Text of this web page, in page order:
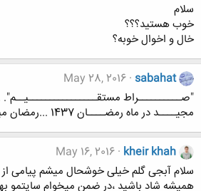
سلام
خوب هستید؟؟؟
خال و اخوال خوبه؟
sabahat
May 28, 2016
"صــــــــــراط
مجیــــد در ماه رمضــــان 1437 ...رمضان مبارک
kheir khah
May 16, 2016
سلام آبجی گلم خیلی خوشحال میشم پیامی از
همیشه شاد باشید ،در ضمن میخوام سایتمو